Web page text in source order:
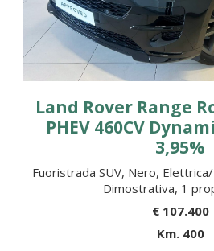
Land Rover Range
PHEV 460CV
3,95%
Fuoristrada SUV, Nero,
Dimostrativa, 1
€ 107.400
Km. 400